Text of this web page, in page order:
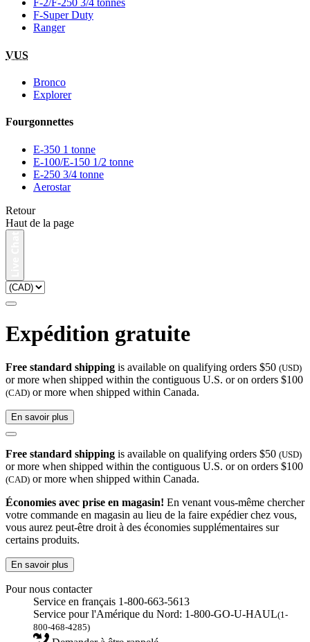
F-2/F-250 3/4 tonnes
F-Super Duty
Ranger
VUS
Bronco
Explorer
Fourgonnettes
E-350 1 tonne
E-100/E-150 1/2 tonne
E-250 3/4 tonne
Aerostar
Retour
Haut de la page
Expédition gratuite
Free standard shipping is available on qualifying orders $50 (USD)
or more when shipped within the contiguous U.S. or on orders $100
(CAD) or more when shipped within Canada.
En savoir plus
Free standard shipping is available on qualifying orders $50 (USD)
or more when shipped within the contiguous U.S. or on orders $100
(CAD) or more when shipped within Canada.
Économies avec prise en magasin! En venant vous-même chercher
votre commande en magasin au lieu de la faire expédier chez vous,
vous aurez peut-être droit à des économies supplémentaires sur
certains produits.
En savoir plus
Pour nous contacter
Service en français 1-800-663-5613
Service pour l'Amérique du Nord: 1-800-GO-U-HAUL(1-
800-468-4285)